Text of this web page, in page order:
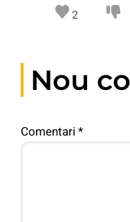
2
Nou
Comentari *